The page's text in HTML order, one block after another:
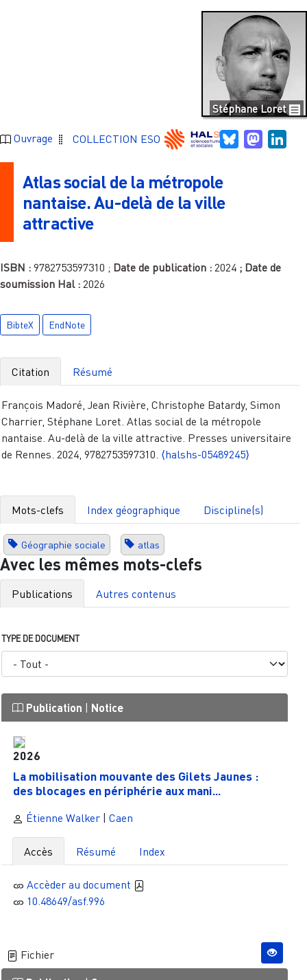
Stéphane Loret
Ouvrage COLLECTION ESO Bluesky
Atlas social de la métropole
nantaise. Au-delà de la ville
attractive
ISBN : 9782753597310 ; Date de publication : 2024 ; Date de
soumission Hal : 2026
BibteX EndNote
Citation Résumé
François Madoré, Jean Rivière, Christophe Batardy, Simon
Charrier, Stéphane Loret. Atlas social de la métropole
nantaise. Au-delà de la ville attractive. Presses universitaire
de Rennes. 2024, 9782753597310. ⟨halshs-05489245⟩
Mots-clefs Index géographique Discipline(s)
Géographie sociale atlas
Avec les mêmes mots-clefs
Publications Autres contenus
TYPE DE DOCUMENT
Publication | Notice
2026
La mobilisation mouvante des Gilets Jaunes :
des blocages en périphérie aux mani...
Étienne Walker| Caen
Accès Résumé Index
Accèder au document
10.48649/asf.996
Fichier